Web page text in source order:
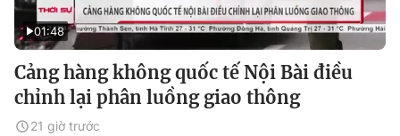
01:48
Cảng hàng không quốc tế Nội Bài điều
chỉnh lại phân luồng giao thông
21 giờ trước